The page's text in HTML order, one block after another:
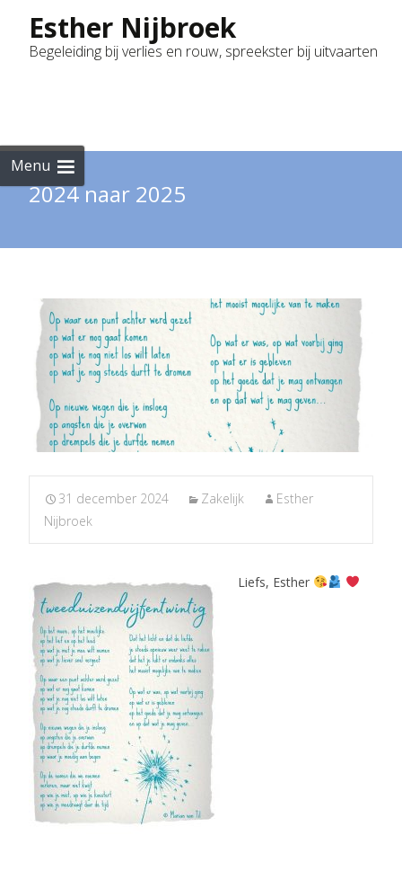
Esther Nijbroek
Begeleiding bij verlies en rouw, spreekster bij uitvaarten
Menu
2024 naar 2025
31 december 2024 Zakelijk
Esther
Nijbroek
Liefs, Esther